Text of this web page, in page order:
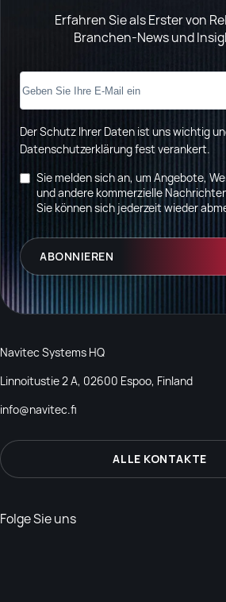
Erfahren Sie als Erster von
Branchen-News und
Der Schutz Ihrer Daten ist uns wichtig
Datenschutzerklärung fest verankert.
Sie melden sich an, um Angebote,
und andere kommerzielle
Sie können sich jederzeit wieder
Navitec Systems HQ
Linnoitustie 2 A, 02600 Espoo, Finland
info@navitec.fi
ALLE KONTAKTE
Folge Sie uns